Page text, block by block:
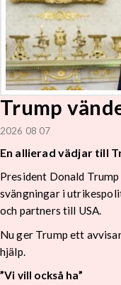
Trump
2026 08 07
En allierad vädjar till
President Donald
svängningar i
och partners till USA.
Nu ger Trump ett
hjälp.
”Vi vill också ha”